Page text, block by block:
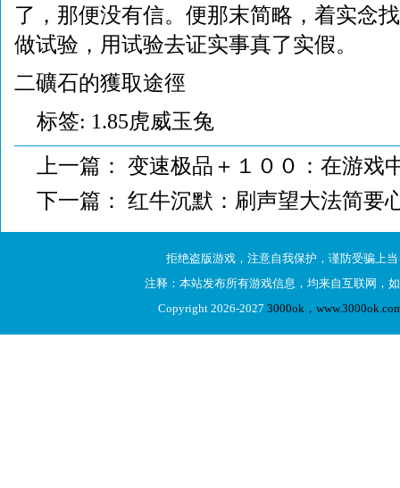
了，那便没有信。便那末简略，着实念
做试验，用试验去证实事真了实假。
二礦石的獲取途徑
标签: 1.85虎威玉兔
上一篇： 变速极品＋１００：在游戏
下一篇： 红牛沉默：刷声望大法简要
拒绝盗版游戏，注意自我保护，谨防受骗上
注释：本站发布所有游戏信息，均来自互联网，
Copyright 2026-2027 3000ok，